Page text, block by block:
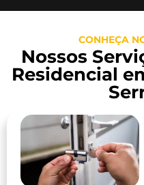
CONHEÇA
Nossos
Residencial